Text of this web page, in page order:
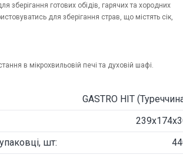
зберігання готових обідів, гарячих та хородних
для зберігання страв, що містять сік,
в мікрохвильовій печі та духовій шафі.
GASTRO HIT
шт: